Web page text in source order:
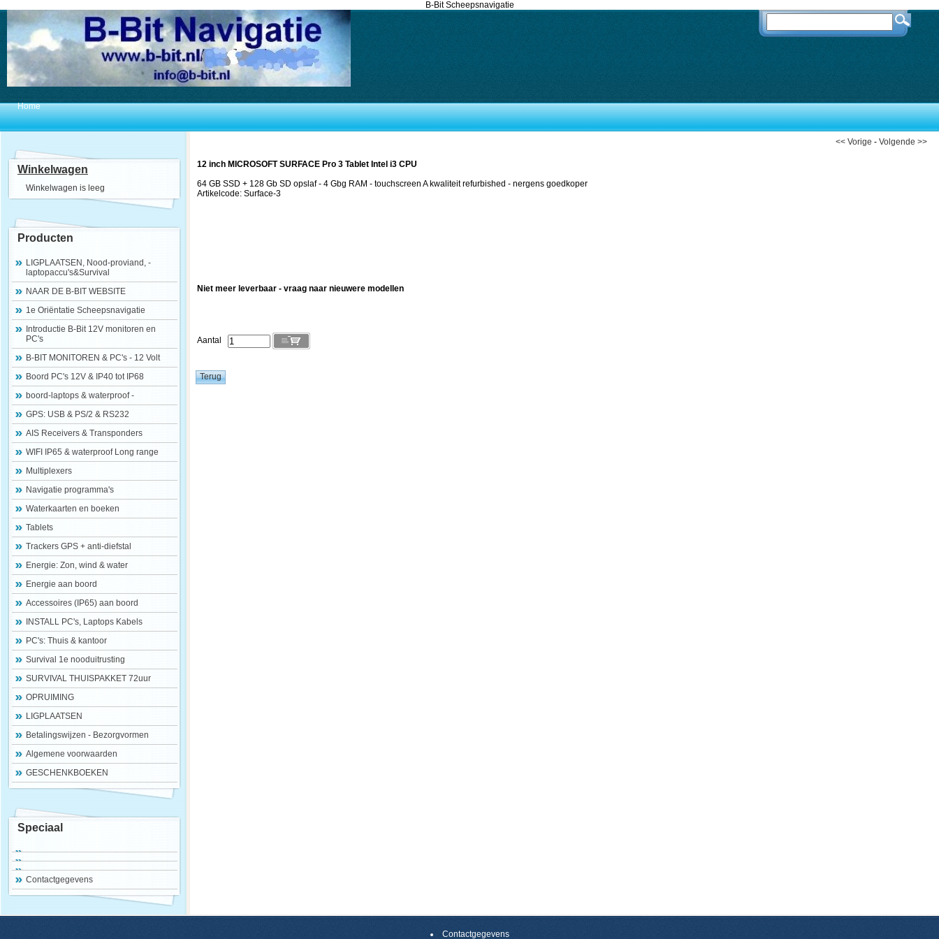
B-Bit Scheepsnavigatie
Home
Winkelwagen
Winkelwagen is leeg
Producten
LIGPLAATSEN, Nood-proviand, -
laptopaccu's&Survival
NAAR DE B-BIT WEBSITE
1e Oriëntatie Scheepsnavigatie
Introductie B-Bit 12V monitoren en
PC's
B-BIT MONITOREN & PC's - 12 Volt
Boord PC's 12V & IP40 tot IP68
boord-laptops & waterproof -
GPS: USB & PS/2 & RS232
AIS Receivers & Transponders
WIFI IP65 & waterproof Long range
Multiplexers
Navigatie programma's
Waterkaarten en boeken
Tablets
Trackers GPS + anti-diefstal
Energie: Zon, wind & water
Energie aan boord
Accessoires (IP65) aan boord
INSTALL PC's, Laptops Kabels
PC's: Thuis & kantoor
Survival 1e nooduitrusting
SURVIVAL THUISPAKKET 72uur
OPRUIMING
LIGPLAATSEN
Betalingswijzen - Bezorgvormen
Algemene voorwaarden
GESCHENKBOEKEN
Speciaal
Contactgegevens
<< Vorige - Volgende >>
12 inch MICROSOFT SURFACE Pro 3 Tablet Intel i3 CPU
64 GB SSD + 128 Gb SD opslaf - 4 Gbg RAM - touchscreen A kwaliteit refurbished - nergens goedkoper
Artikelcode: Surface-3
Niet meer leverbaar - vraag naar nieuwere modellen
Aantal
Contactgegevens